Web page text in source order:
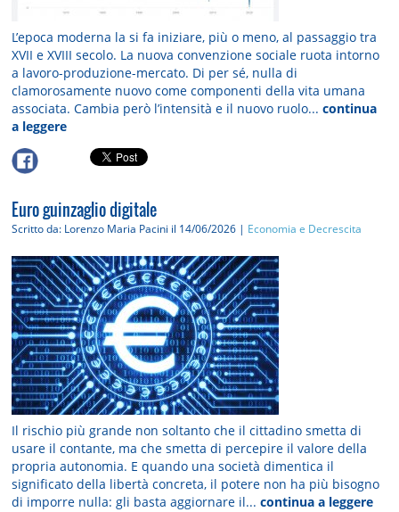
L’epoca moderna la si fa iniziare, più o meno, al passaggio tra
XVII e XVIII secolo. La nuova convenzione sociale ruota intorno
a lavoro-produzione-mercato. Di per sé, nulla di
clamorosamente nuovo come componenti della vita umana
associata. Cambia però l’intensità e il nuovo ruolo...continua
a leggere
Euro guinzaglio digitale
Scritto da: Lorenzo Maria Pacini il 14/06/2026 | Economia e Decrescita
Il rischio più grande non soltanto che il cittadino smetta di
usare il contante, ma che smetta di percepire il valore della
propria autonomia. E quando una società dimentica il
significato della libertà concreta, il potere non ha più bisogno
di imporre nulla: gli basta aggiornare il...continua a leggere